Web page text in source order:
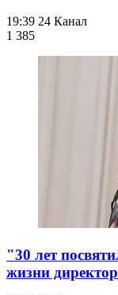
19:39 24 Канал
1 385
"30 лет
жизни